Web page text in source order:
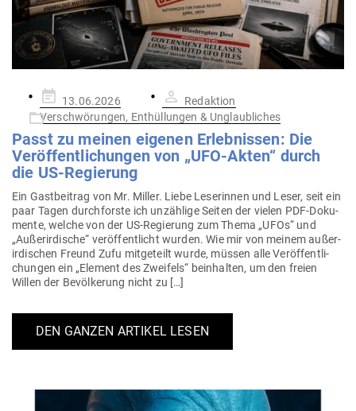
Gepostet
am
13.06.2026
Redaktion
Verschwörungen, Enthüllungen & Unglaubliches
Passt zu meinen eigenen Erleb­nissen: Die
Ver­öf­fent­li­chungen von „UFO-Akten“ durch
die US-Regierung
Ein Gast­beitrag von Mr. Miller. Liebe Lese­rinnen und Leser, seit ein
paar Tagen durch­forste ich unzählige Seiten der vielen PDF-Doku­­
mente, welche von der US-Regierung zum Thema „UFOs“ und
„Außer­ir­dische“ ver­öf­fent­licht wurden. Wie mir von meinem außer­
ir­di­schen Freund Zufu mit­ge­teilt wurde, müssen alle Ver­öf­fent­li­
chungen ein „Element des Zweifels“ beinhalten, um den freien
Willen der Bevöl­kerung nicht zu […]
DEN GANZEN ARTIKEL LESEN